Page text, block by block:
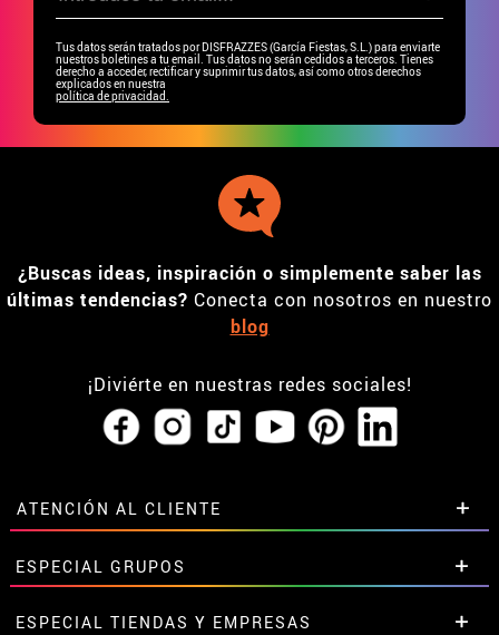
Tus datos serán tratados por DISFRAZZES (García Fiestas, S.L.) para enviarte
nuestros boletines a tu email. Tus datos no serán cedidos a terceros. Tienes
derecho a acceder, rectificar y suprimir tus datos, así como otros derechos
explicados en nuestra
política de privacidad.
¿Buscas ideas, inspiración o simplemente saber las
últimas tendencias? Conecta con nosotros en nuestro
blog
¡Diviérte en nuestras redes sociales!
ATENCIÓN AL CLIENTE
• Horario tienda IBI
•Descuento estudiantes
• Sobre nosotros
ESPECIAL GRUPOS
Descuentos especiales para grupos.
ESPECIAL TIENDAS Y EMPRESAS